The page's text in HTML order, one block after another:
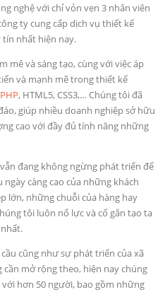
nghệ với chỉ vỏn vẹn 3 nhân viên
ty cung cấp dịch vụ thiết kế
tín nhất hiện nay.
mê và sáng tạo, cùng với việc áp
và mạnh mẽ trong thiết kế
PHP, HTML5, CSS3,… Chúng tôi đã
giúp nhiều doanh nghiệp sở hữu
cao với đầy đủ tính năng những
đang không ngừng phát triển để
càng cao của những khách
lớn, những chuỗi của hàng hay
tôi luôn nổ lực và cố gắn tạo ta
cũng như sự phát triển của xã
cần mở rộng theo, hiện nay chúng
hơn 50 người, bao gồm những